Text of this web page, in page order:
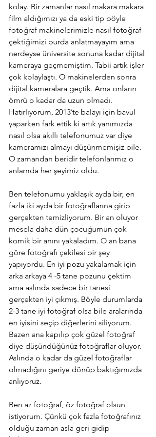
kolay. Bir zamanlar nasıl makara makara
film aldığımızı ya da eski tip böyle
fotoğraf makinelerimizle nasıl fotoğraf
çektiğimizi burda anlatmayayım ama
nerdeyse üniversite sonuna kadar dijital
kameraya geçmemiştim. Tabii artık işler
çok kolaylaştı. O makinelerden sonra
dijital kameralara geçtik. Ama onların
ömrü o kadar da uzun olmadı.
Hatırlıyorum, 2013’te balayı için bavul
yaparken fark ettik ki artık yanımızda
nasıl olsa akıllı telefonumuz var diye
kameramızı almayı düşünmemişiz bile.
O zamandan beridir telefonlarımız o
anlamda her şeyimiz oldu.
Ben telefonumu yaklaşık ayda bir, en
fazla iki ayda bir fotoğraflarına girip
gerçekten temizliyorum. Bir an oluyor
mesela daha dün çocuğumun çok
komik bir anını yakaladım. O an bana
göre fotoğrafı çekilesi bir şey
yapıyordu. En iyi pozu yakalamak için
arka arkaya 4 -5 tane pozunu çektim
ama aslında sadece bir tanesi
gerçekten iyi çıkmış. Böyle durumlarda
2-3 tane iyi fotoğraf olsa bile aralarında
en iyisini seçip diğerlerini siliyorum.
Bazen ana kapılıp çok güzel fotoğraf
diye düşündüğünüz fotoğraflar oluyor.
Aslında o kadar da güzel fotoğraflar
olmadığını geriye dönüp baktığımızda
anlıyoruz.
Ben az fotoğraf, öz fotoğraf olsun
istiyorum. Çünkü çok fazla fotoğrafınız
olduğu zaman asla geri gidip